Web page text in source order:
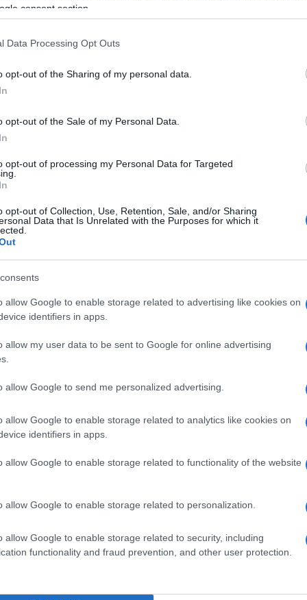
consent section.
Data Processing Opt Outs
opt-out of the Sharing of my personal data.
opt-out of the Sale of my Personal Data.
opt-out of processing my Personal Data for Targeted
opt-out of Collection, Use, Retention, Sale, and/or Sharing
Data that Is Unrelated with the Purposes for which it
allow Google to enable storage related to advertising like cookies on
identifiers in apps.
allow my user data to be sent to Google for online advertising
allow Google to send me personalized advertising.
allow Google to enable storage related to analytics like cookies on
identifiers in apps.
allow Google to enable storage related to functionality of the website
allow Google to enable storage related to personalization.
allow Google to enable storage related to security, including
functionality and fraud prevention, and other user protection.
ως αποτέλεσμα την πλήρη
από το οδόστρωμα.
εντελώς τον έλεγχο του
του και κατέληξε σε παρακείμενη
υλικές ζημιές.
στις αρμόδιες αρχές. Ο οδηγός του
και διακομίστηκε
στο Γενικό Νοσοκομείο Λάρισας,